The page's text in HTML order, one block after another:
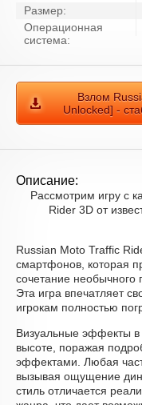
Размер:
Операционная
система:
Взлом
Unlocked] -
Описание:
Рассмотрим игру с
Rider 3D от
Russian Moto Traffic
смартфонов, которая
сочетание необычного
Эта игра впечатляет
игрокам полностью
Визуальные эффекты
высоте, поражая
эффектами. Любая
вызывая ощущение
стиль отличается